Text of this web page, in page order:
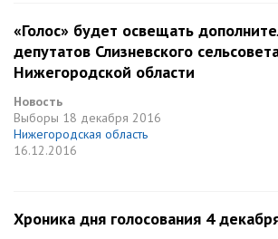
«Голос» будет освещать
депутатов Слизневского
Нижегородской области
Новость
Выборы 18 декабря 2016
Нижегородская область
16.12.2016
Хроника дня голосования 4